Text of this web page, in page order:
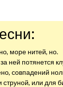
море нитей, но.
ней потянется
совпадений
или для